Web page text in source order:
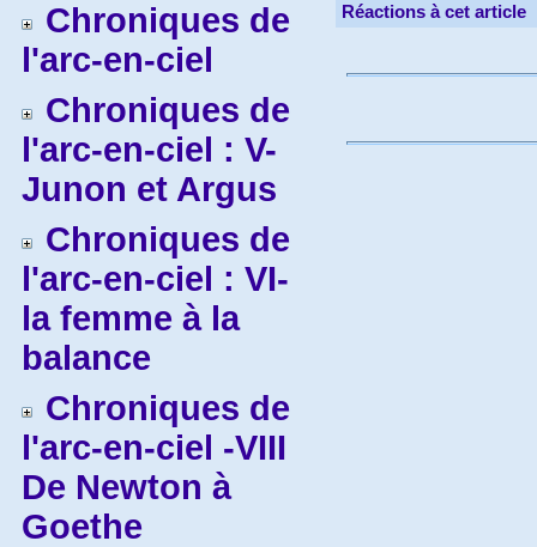
Chroniques de
l'arc-en-ciel
Chroniques de
l'arc-en-ciel : V-
Junon et Argus
Chroniques de
l'arc-en-ciel : VI-
la femme à la
balance
Chroniques de
l'arc-en-ciel -VIII
De Newton à
Goethe
Réactions à cet article